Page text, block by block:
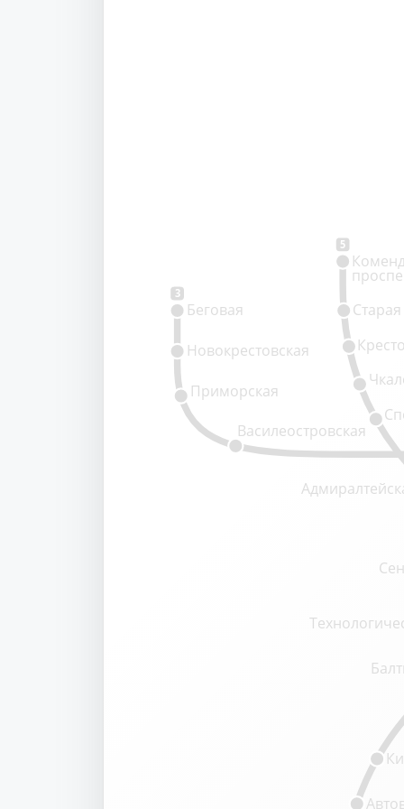
3
5
Василеостровская
Приморская
Новокрестовская
Беговая